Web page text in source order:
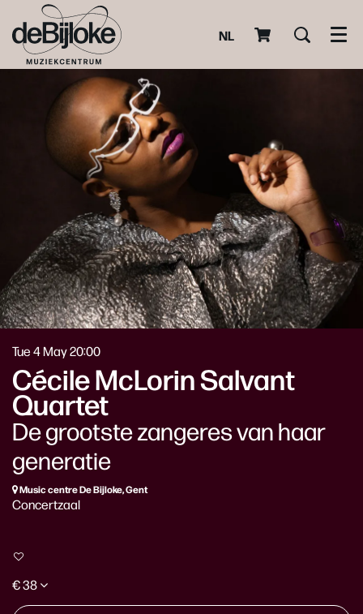
NL
Cécile McLorin Salvant
Quartet
De grootste zangeres van haar
generatie
Tue 4 May20:00
Music centre De Bijloke, Gent
Concertzaal
€ 38